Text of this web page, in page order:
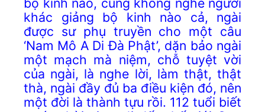
khác giảng bộ kinh nào cả, ngài
được sư phụ truyền cho một câu
‘Nam Mô A Di Đà Phật’, dặn bảo ngài
một mạch mà niệm, chỗ tuyệt vời
của ngài, là nghe lời, làm thật, thật
thà, ngài đầy đủ ba điều kiện đó, nên
một đời là thành tựu rồi. 112 tuổi biết